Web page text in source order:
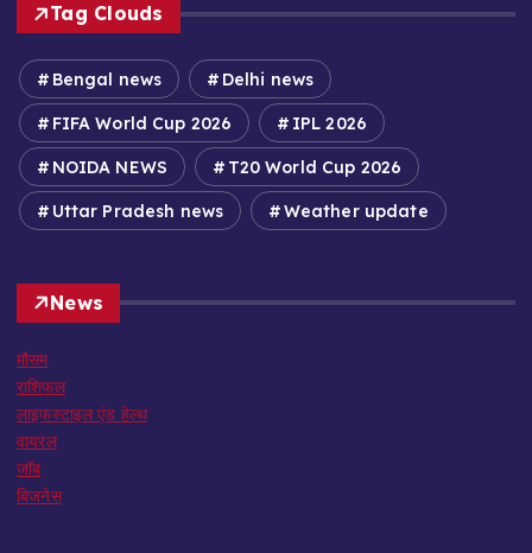
Tag Clouds
Bengal news Delhi news
FIFA World Cup 2026 IPL 2026
NOIDA NEWS T20 World Cup 2026
Uttar Pradesh news Weather update
News
मौसम
राशिफल
लाइफस्टाइल एंड हेल्थ
वायरल
जॉब
बिजनेस